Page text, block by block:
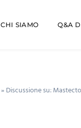
CHI SIAMO Q&A
» Discussione su: